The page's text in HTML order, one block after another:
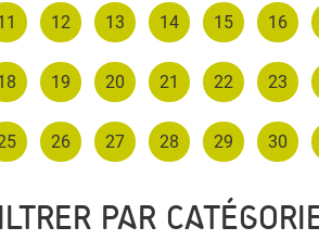
12 13 14 15 16
19 20 21 22 23
26 27 28 29 30
PAR